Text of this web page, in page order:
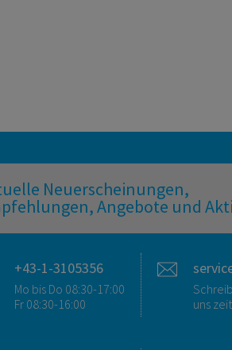
Neuerscheinungen,
Angebote und
+43-1-3105356
Mo bis Do 08:30-17:00
Fr 08:30-16:00
uns